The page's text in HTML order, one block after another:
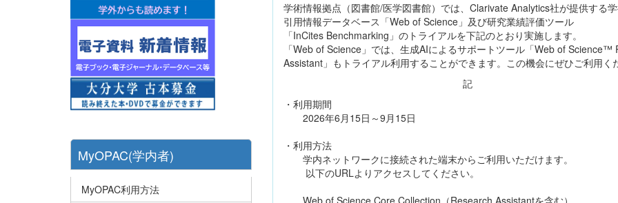
学術情報拠点（図書館/医学図書館）では、Clarivate Analytics社が提供する
引用情報データベース「Web of Science」及び研究業績評価ツール
「InCites Benchmarking」のトライアルを下記のとおり実施します。
「Web of Science」では、生成AIによるサポートツール「Web of Science™
Assistant」もトライアル利用することができます。この機会にぜひご利用く
記
・利用期間
2026年6月15日～9月15日
・利用方法
学内ネットワークに接続された端末からご利用いただけます。
以下のURLよりアクセスしてください。
MyOPAC(学内者)
MyOPAC利用方法